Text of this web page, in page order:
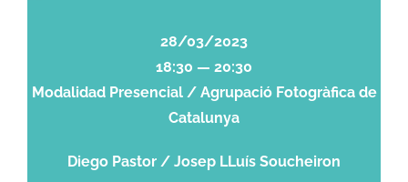
28/03/2023
18:30 — 20:30
Modalidad Presencial / Agrupació Fotogràfica de
Catalunya
Diego Pastor / Josep LLuís Soucheiron